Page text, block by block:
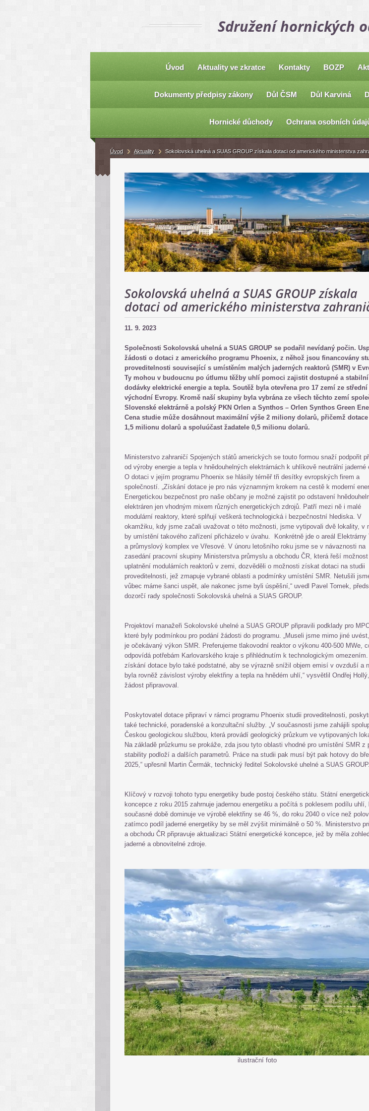
Sdružení hornických
Úvod Aktuality ve zkratce Kontakty BOZP
Dokumenty předpisy zákony Důl ČSM Důl Karviná
Hornické důchody Ochrana osobních
Sokolovská uhelná a SUAS GROUP získala
dotaci od amerického ministerstva
11. 9. 2023
Společnosti Sokolovská uhelná a SUAS GROUP se podařil nevídaný počin.
žádosti o dotaci z amerického programu Phoenix, z něhož jsou financovány
proveditelnosti související s umístěním malých jaderných reaktorů (SMR) v
Ty mohou v budoucnu po útlumu těžby uhlí pomoci zajistit dostupné a stabilní
dodávky elektrické energie a tepla. Soutěž byla otevřena pro 17 zemí ze střední
východní Evropy. Kromě naší skupiny byla vybrána ze všech těchto zemí
Slovenské elektrárně a polský PKN Orlen a Synthos – Orlen Synthos Green
Cena studie může dosáhnout maximální výše 2 miliony dolarů, přičemž
1,5 milionu dolarů a spoluúčast žadatele 0,5 milionu dolarů.
Ministerstvo zahraničí Spojených států amerických se touto formou snaží podpořit
od výroby energie a tepla v hnědouhelných elektrárnách k uhlíkově neutrální jaderné
O dotaci v jejím programu Phoenix se hlásily téměř tři desítky evropských firem a
společností. „Získání dotace je pro nás významným krokem na cestě k moderní
Energetickou bezpečnost pro naše občany je možné zajistit po odstavení
elektráren jen vhodným mixem různých energetických zdrojů. Patří mezi ně i malé
modulární reaktory, které splňují veškerá technologická i bezpečnostní hlediska. V
okamžiku, kdy jsme začali uvažovat o této možnosti, jsme vytipovali dvě lokality, v
by umístění takového zařízení přicházelo v úvahu. Konkrétně jde o areál Elektrárny
a průmyslový komplex ve Vřesové. V únoru letošního roku jsme se v návaznosti na
zasedání pracovní skupiny Ministerstva průmyslu a obchodu ČR, která řeší možnost
uplatnění modulárních reaktorů v zemi, dozvěděli o možnosti získat dotaci na studii
proveditelnosti, jež zmapuje vybrané oblasti a podmínky umístění SMR. Netušili
vůbec máme šanci uspět, ale nakonec jsme byli úspěšní,“ uvedl Pavel Tomek,
dozorčí rady společnosti Sokolovská uhelná a SUAS GROUP.
Projektoví manažeři Sokolovské uhelné a SUAS GROUP připravili podklady pro
které byly podmínkou pro podání žádosti do programu. „Museli jsme mimo jiné
je očekávaný výkon SMR. Preferujeme tlakovodní reaktor o výkonu 400-500 MWe,
odpovídá potřebám Karlovarského kraje s přihlédnutím k technologickým
získání dotace bylo také podstatné, aby se výrazně snížil objem emisí v ovzduší a
byla rovněž závislost výroby elektřiny a tepla na hnědém uhlí,“ vysvětlil Ondřej
žádost připravoval.
Poskytovatel dotace připraví v rámci programu Phoenix studii proveditelnosti,
také technické, poradenské a konzultační služby. „V současnosti jsme zahájili
Českou geologickou službou, která provádí geologický průzkum ve vytipovaných
Na základě průzkumu se prokáže, zda jsou tyto oblasti vhodné pro umístění SMR z
stability podloží a dalších parametrů. Práce na studii pak musí být pak hotovy do
2025,“ upřesnil Martin Čermák, technický ředitel Sokolovské uhelné a SUAS GROUP.
Klíčový v rozvoji tohoto typu energetiky bude postoj českého státu. Státní
koncepce z roku 2015 zahrnuje jadernou energetiku a počítá s poklesem podílu uhlí,
současné době dominuje ve výrobě elektřiny se 46 %, do roku 2040 o více než
zatímco podíl jaderné energetiky by se měl zvýšit minimálně o 50 %. Ministerstvo
a obchodu ČR připravuje aktualizaci Státní energetické koncepce, jež by měla
jaderné a obnovitelné zdroje.
ilustrační foto
Úvod Aktuality Sokolovská uhelná a SUAS GROUP získala dotaci od amerického ministerstva